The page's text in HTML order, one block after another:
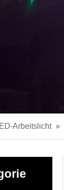
Arbeitslicht »